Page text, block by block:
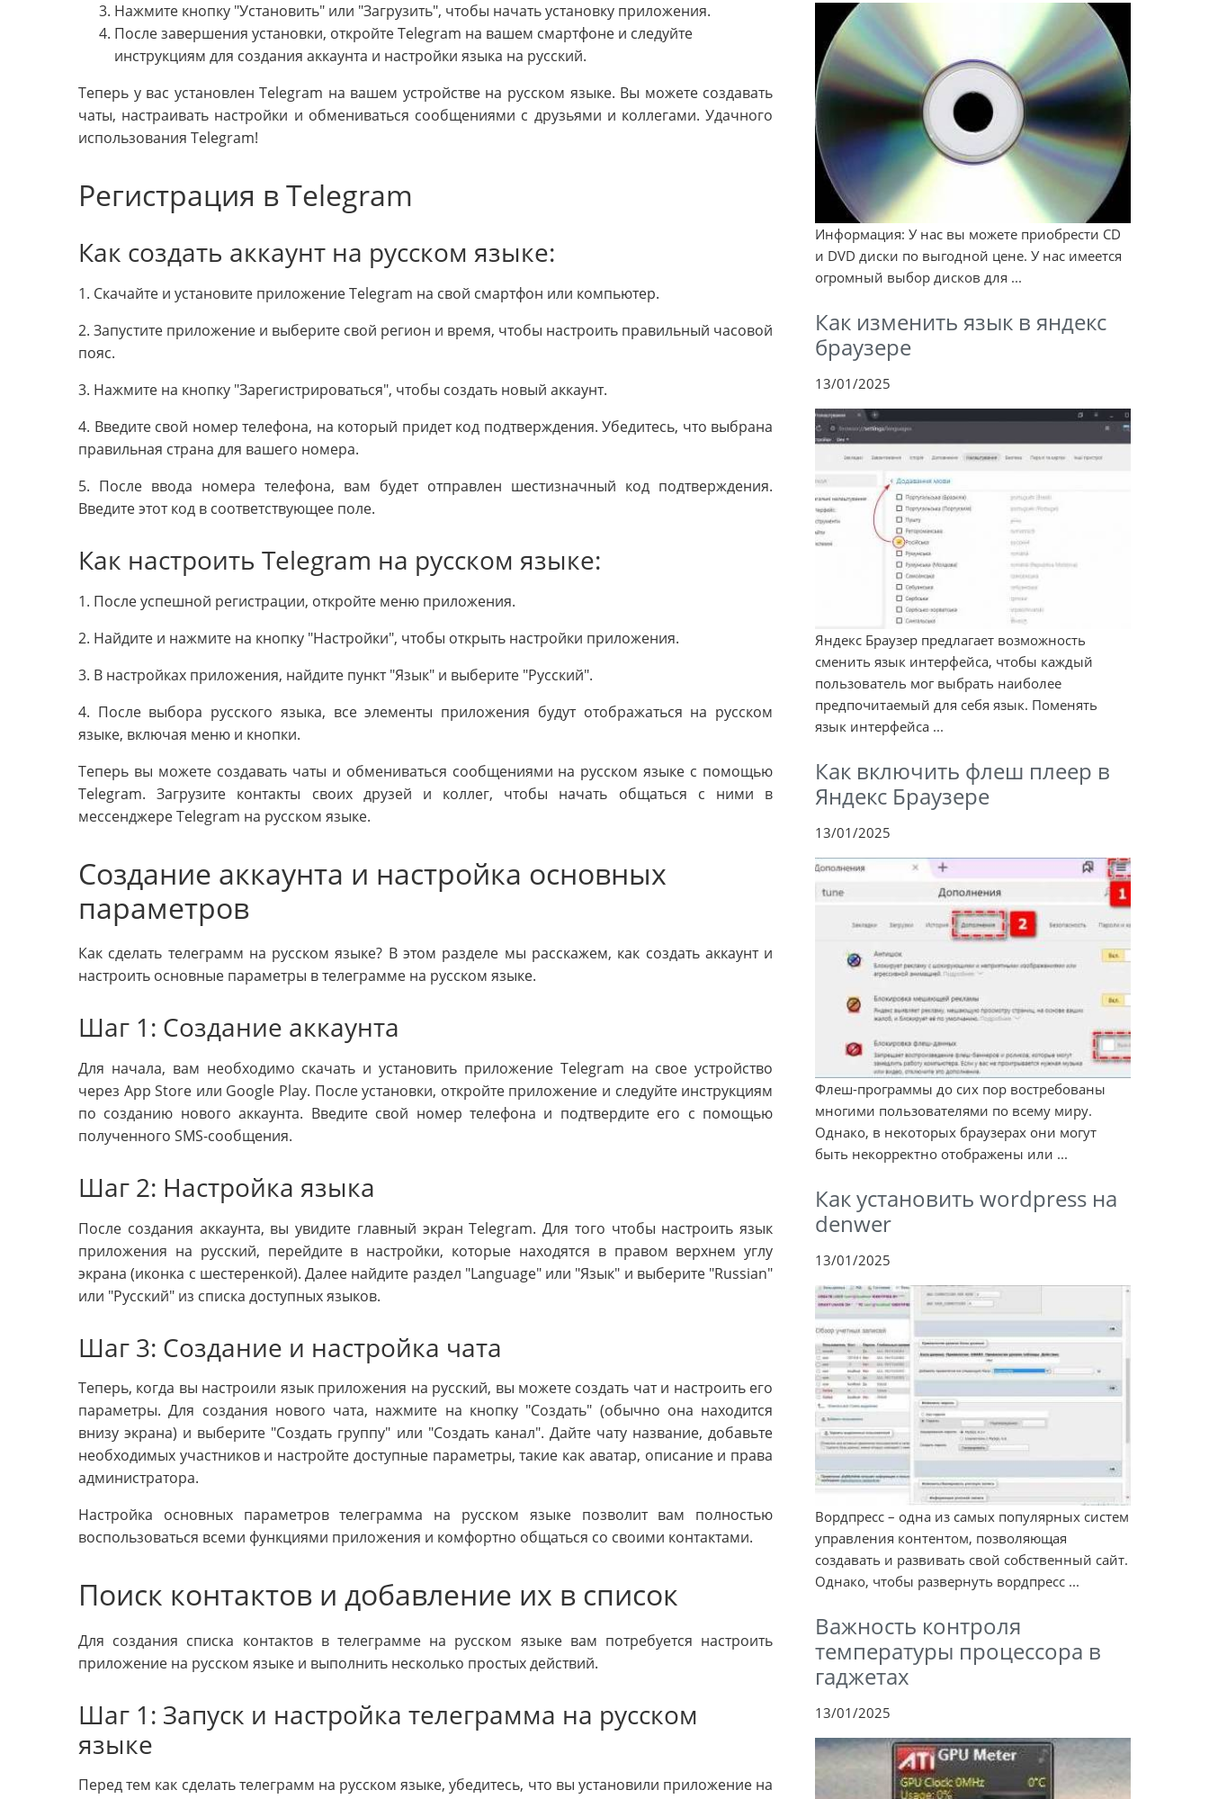
Нажмите кнопку "Установить" или "Загрузить", чтобы начать установку приложения.
После завершения установки, откройте Telegram на вашем смартфоне и следуйте
инструкциям для создания аккаунта и настройки языка на русский.
Теперь у вас установлен Telegram на вашем устройстве на русском языке. Вы можете создавать
чаты, настраивать настройки и обмениваться сообщениями с друзьями и коллегами. Удачного
использования Telegram!
Регистрация в Telegram
Как создать аккаунт на русском языке:
1. Скачайте и установите приложение Telegram на свой смартфон или компьютер.
2. Запустите приложение и выберите свой регион и время, чтобы настроить правильный часовой
пояс.
3. Нажмите на кнопку "Зарегистрироваться", чтобы создать новый аккаунт.
4. Введите свой номер телефона, на который придет код подтверждения. Убедитесь, что выбрана
правильная страна для вашего номера.
5. После ввода номера телефона, вам будет отправлен шестизначный код подтверждения.
Введите этот код в соответствующее поле.
Как настроить Telegram на русском языке:
1. После успешной регистрации, откройте меню приложения.
2. Найдите и нажмите на кнопку "Настройки", чтобы открыть настройки приложения.
3. В настройках приложения, найдите пункт "Язык" и выберите "Русский".
4. После выбора русского языка, все элементы приложения будут отображаться на русском
языке, включая меню и кнопки.
Теперь вы можете создавать чаты и обмениваться сообщениями на русском языке с помощью
Telegram. Загрузите контакты своих друзей и коллег, чтобы начать общаться с ними в
мессенджере Telegram на русском языке.
Создание аккаунта и настройка основных
параметров
Как сделать телеграмм на русском языке? В этом разделе мы расскажем, как создать аккаунт и
настроить основные параметры в телеграмме на русском языке.
Шаг 1: Создание аккаунта
Для начала, вам необходимо скачать и установить приложение Telegram на свое устройство
через App Store или Google Play. После установки, откройте приложение и следуйте инструкциям
по созданию нового аккаунта. Введите свой номер телефона и подтвердите его с помощью
полученного SMS-сообщения.
Шаг 2: Настройка языка
После создания аккаунта, вы увидите главный экран Telegram. Для того чтобы настроить язык
приложения на русский, перейдите в настройки, которые находятся в правом верхнем углу
экрана (иконка с шестеренкой). Далее найдите раздел "Language" или "Язык" и выберите "Russian"
или "Русский" из списка доступных языков.
Шаг 3: Создание и настройка чата
Теперь, когда вы настроили язык приложения на русский, вы можете создать чат и настроить его
параметры. Для создания нового чата, нажмите на кнопку "Создать" (обычно она находится
внизу экрана) и выберите "Создать группу" или "Создать канал". Дайте чату название, добавьте
необходимых участников и настройте доступные параметры, такие как аватар, описание и права
администратора.
Настройка основных параметров телеграмма на русском языке позволит вам полностью
воспользоваться всеми функциями приложения и комфортно общаться со своими контактами.
Поиск контактов и добавление их в список
Для создания списка контактов в телеграмме на русском языке вам потребуется настроить
приложение на русском языке и выполнить несколько простых действий.
Шаг 1: Запуск и настройка телеграмма на русском
языке
Перед тем как сделать телеграмм на русском языке, убедитесь, что вы установили приложение на
Информация: У нас вы можете приобрести CD
и DVD диски по выгодной цене. У нас имеется
огромный выбор дисков для ...
Как изменить язык в яндекс
браузере
13/01/2025
Яндекс Браузер предлагает возможность
сменить язык интерфейса, чтобы каждый
пользователь мог выбрать наиболее
предпочитаемый для себя язык. Поменять
язык интерфейса ...
Как включить флеш плеер в
Яндекс Браузере
13/01/2025
Флеш-программы до сих пор востребованы
многими пользователями по всему миру.
Однако, в некоторых браузерах они могут
быть некорректно отображены или ...
Как установить wordpress на
denwer
13/01/2025
Вордпресс – одна из самых популярных систем
управления контентом, позволяющая
создавать и развивать свой собственный сайт.
Однако, чтобы развернуть вордпресс ...
Важность контроля
температуры процессора в
гаджетах
13/01/2025